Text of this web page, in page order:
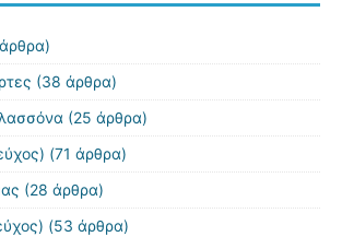
(38 άρθρα)
(25 άρθρα)
(71 άρθρα)
(28 άρθρα)
(53 άρθρα)